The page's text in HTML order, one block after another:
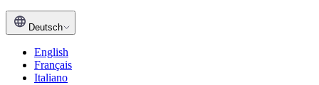
Deutsch
English
Français
Italiano